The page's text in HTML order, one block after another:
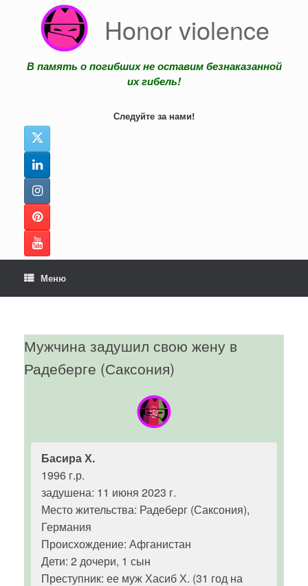
содержанию
Honor violence
В память о погибших не оставим безнаказанной
их гибель!
Следуйте за нами!
Меню
Мужчина задушил свою жену в
Радеберге (Саксония)
Басира Х.
1996 г.р.
задушена: 11 июня 2023 г.
Место жительства: Радеберг (Саксония),
Германия
Происхождение: Афганистан
Дети: 2 дочери, 1 сын
Преступник: ее муж Хасиб Х. (31 год на